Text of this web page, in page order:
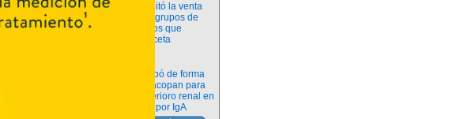
ANMAT habilitó la venta
libre de diez grupos de
medicamentos que
requerían receta
La FDA aprobó de forma
definitiva iptacopan para
frenar el deterioro renal en
la nefropatía por IgA